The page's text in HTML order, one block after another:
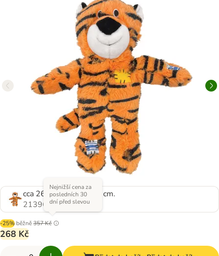
cca 26,7 x 25,4 x 10,8 cm.
2139697.0
-25% běžně357 Kč
Nejnižší cena za
posledních 30
dní před slevou
268 Kč